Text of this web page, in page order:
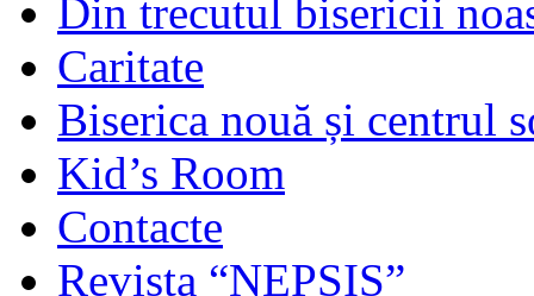
Din trecutul bisericii
Caritate
Biserica nouă și centrul
Kid’s Room
Contacte
Revista “NEPSIS”